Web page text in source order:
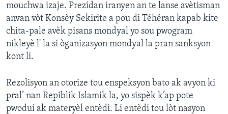
mouchwa izaje. Prezidan iranyen an te lanse avètisman
anvan vòt Konsèy Sekirite a pou di Téhéran kapab kite
chita-pale avèk pisans mondyal yo sou pwogram
nikleyè l' la si òganizasyon mondyal la pran sanksyon
kont li.
Rezolisyon an otorize tou enspeksyon bato ak avyon ki
pral’ nan Repiblik Islamik la, yo sispèk k’ap pote
pwodui ak materyèl entèdi. Li entèdi tou lòt nasyon